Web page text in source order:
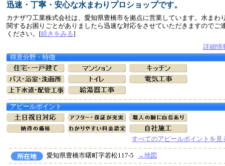
迅速・丁寧・安心な水まわりプロショップです。
カナザワ工業株式会社は、愛知県豊橋市を拠点に営業しています。水まわ
関するお困りごとがありましたら迅速な対応をさせていただきますのでご
ください。[続きをみる]
詳細情
得意分野・特徴
アピールポイント
すべてのアピールポイントを見
愛知県豊橋市曙町字若松117-5
→地図